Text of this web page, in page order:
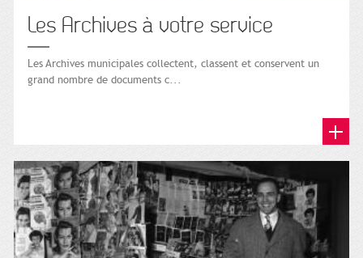
Les Archives à votre service
Les Archives municipales collectent, classent et conservent un
grand nombre de documents c...